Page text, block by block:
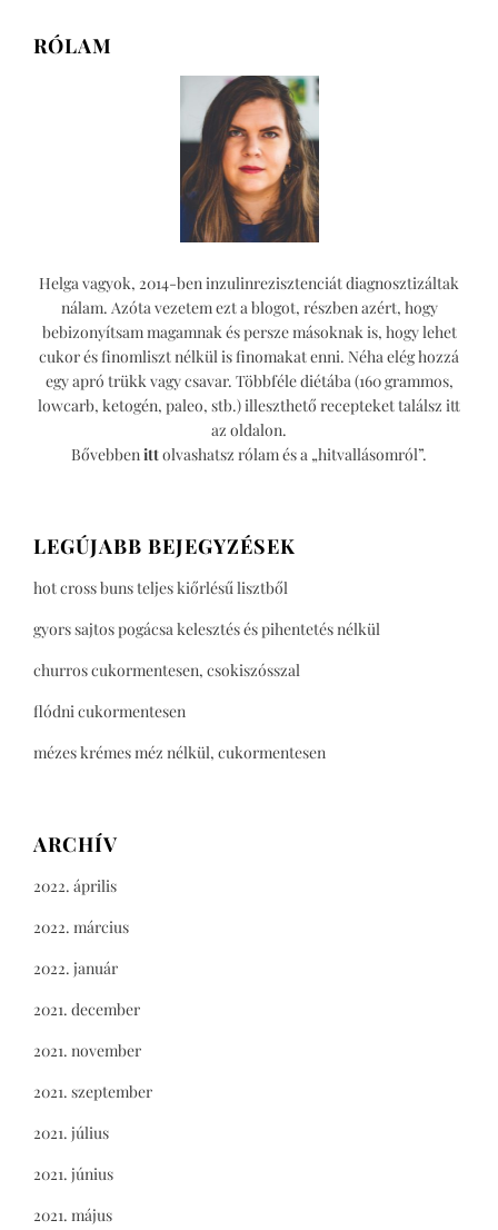
RÓLAM
Helga vagyok, 2014-ben inzulinrezisztenciát diagnosztizáltak
nálam. Azóta vezetem ezt a blogot, részben azért, hogy
bebizonyítsam magamnak és persze másoknak is, hogy lehet
cukor és finomliszt nélkül is finomakat enni. Néha elég hozzá
egy apró trükk vagy csavar. Többféle diétába (160 grammos,
lowcarb, ketogén, paleo, stb.) illeszthető recepteket találsz itt
az oldalon.
Bővebben ittolvashatsz rólam és a „hitvallásomról”.
LEGÚJABB BEJEGYZÉSEK
hot cross buns teljes kiőrlésű lisztből
gyors sajtos pogácsa kelesztés és pihentetés nélkül
churros cukormentesen, csokiszósszal
flódni cukormentesen
mézes krémes méz nélkül, cukormentesen
ARCHÍV
2022. április
2022. március
2022. január
2021. december
2021. november
2021. szeptember
2021. július
2021. június
2021. május